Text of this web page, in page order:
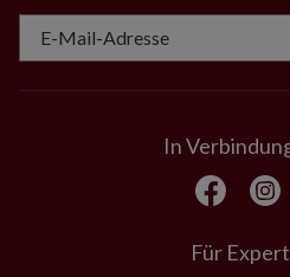
In
Für